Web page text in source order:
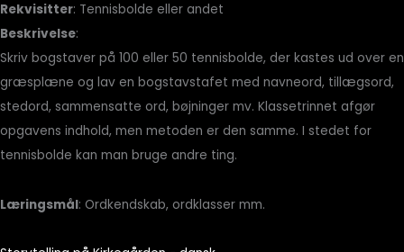
Rekvisitter: Tennisbolde eller andet
Beskrivelse:
Skriv bogstaver på 100 eller 50 tennisbolde, der kastes ud over en
græsplæne og lav en bogstavstafet med navneord, tillægsord,
stedord, sammensatte ord, bøjninger mv. Klassetrinnet afgør
opgavens indhold, men metoden er den samme. I stedet for
tennisbolde kan man bruge andre ting.
Læringsmål: Ordkendskab, ordklasser mm.